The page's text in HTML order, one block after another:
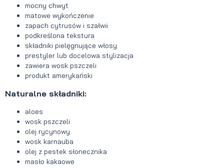
mocny chwyt
matowe wykończenie
zapach cytrusów i szałwii
podkreślona tekstura
składniki pielęgnujące włosy
prestyler lub docelowa stylizacja
zawiera wosk pszczeli
produkt amerykański
Naturalne składniki:
aloes
wosk pszczeli
olej rycynowy
wosk karnauba
olej z pestek słonecznika
masło kakaowe